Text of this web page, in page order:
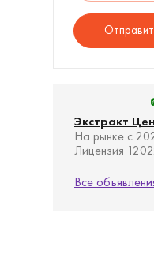
Экстракт
На рынке с
Лицензия
Все